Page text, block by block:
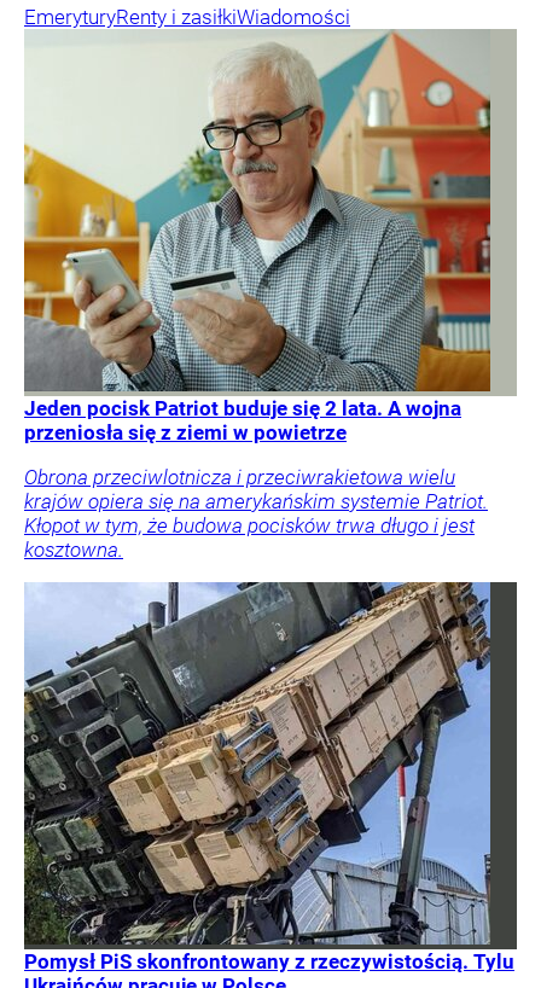
EmeryturyRenty i zasiłkiWiadomości
Jeden pocisk Patriot buduje się 2 lata. A wojna
przeniosła się z ziemi w powietrze
Obrona przeciwlotnicza i przeciwrakietowa wielu
krajów opiera się na amerykańskim systemie Patriot.
Kłopot w tym, że budowa pocisków trwa długo i jest
kosztowna.
Pomysł PiS skonfrontowany z rzeczywistością. Tylu